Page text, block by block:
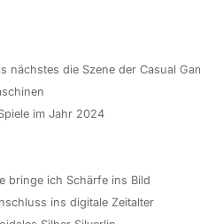
nächstes die Szene der Casual
im Jahr 2024
bringe ich Schärfe ins Bild
ins digitale Zeitalter